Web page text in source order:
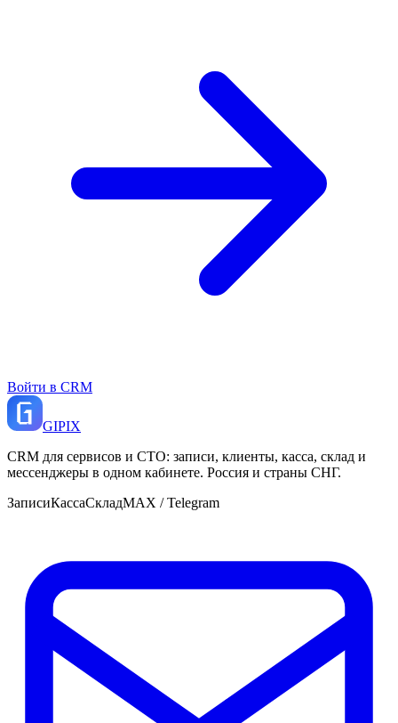
Войти в CRM
GIPIX
CRM для сервисов и СТО: записи, клиенты, касса, склад и
мессенджеры в одном кабинете. Россия и страны СНГ.
ЗаписиКассаСкладMAX / Telegram